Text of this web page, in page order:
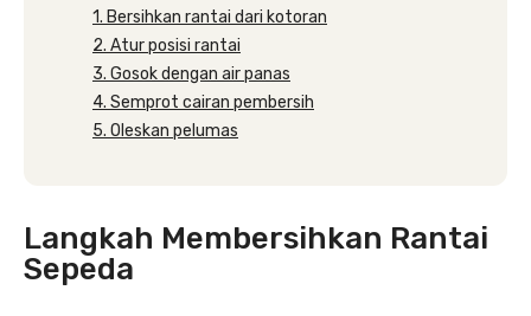
1. Bersihkan rantai dari kotoran
2. Atur posisi rantai
3. Gosok dengan air panas
4. Semprot cairan pembersih
5. Oleskan pelumas
Langkah Membersihkan Rantai
Sepeda